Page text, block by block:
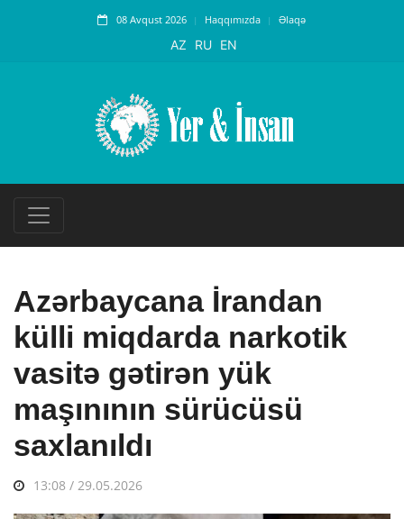
08 Avqust 2026 Haqqımızda Əlaqə
AZ RU EN
Azərbaycana İrandan
külli miqdarda narkotik
vasitə gətirən yük
maşınının sürücüsü
saxlanıldı
13:08 / 29.05.2026